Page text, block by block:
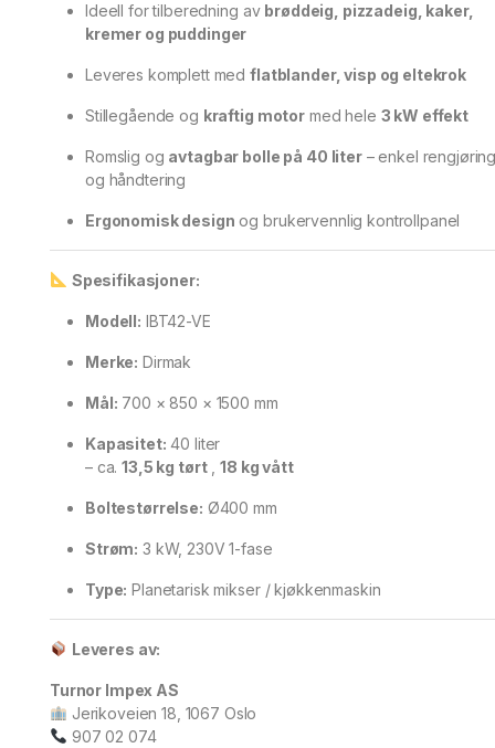
Ideell for tilberedning av brøddeig, pizzadeig, kaker,
kremer og puddinger
Leveres komplett medflatblander, visp og eltekrok
Stillegående og kraftig motormed hele 3 kW effekt
Romslig og avtagbar bolle på 40 liter– enkel
og håndtering
Ergonomisk design og brukervennlig kontrollpanel
Spesifikasjoner:
Modell: IBT42-VE
Merke: Dirmak
Mål: 700 × 850 × 1500 mm
Kapasitet: 40 liter
– ca.13,5 kg tørt,18 kg vått
Boltestørrelse: Ø400 mm
Strøm: 3 kW, 230V 1-fase
Type: Planetarisk mikser / kjøkkenmaskin
Leveres av:
Turnor Impex AS
Jerikoveien 18, 1067 Oslo
907 02 074